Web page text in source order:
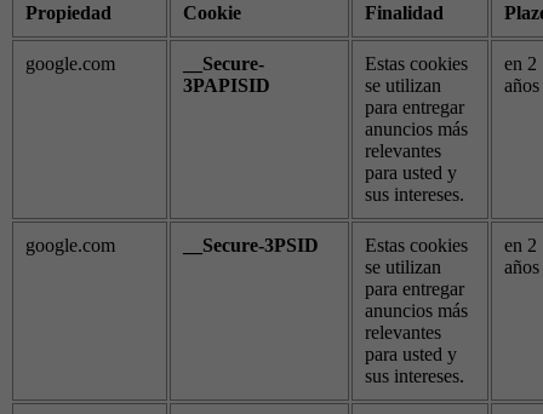
Propiedad Cookie Finalidad
google.com
__Secure-
3PAPISID
Estas cookies
se utilizan
para entregar
anuncios más
relevantes
para usted y
sus intereses.
en 2
años
google.com __Secure-3PSID
Estas cookies
se utilizan
para entregar
anuncios más
relevantes
para usted y
sus intereses.
en 2
años